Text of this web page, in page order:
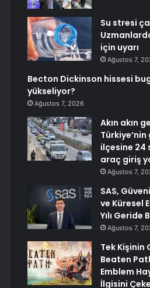
Su stresi
için uyarı
Ağustos 7,
Becton Dickinson hissesi
yükseliyor?
Ağustos 7, 2026
Akın akın
ilçesine 24
araç giriş
Ağustos 7,
SAS,
ve Küresel
Yılı Geride
Ağustos 7,
Tek Kişinin
Beaten
Emblem
İlgisini